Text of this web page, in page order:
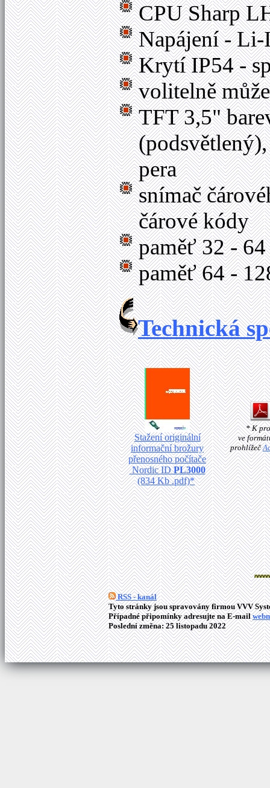
CPU Sharp
Napájení -
Krytí IP54 -
volitelně
TFT 3,5"
pera
snímač
čárové kódy
paměť 32 -
paměť 64 -
Technická
Stažení originální
informační brožury
přenosného počítače
Nordic IDPL3000
(834 Kb .pdf)*
* K
ve
prohlížeč
RSS - kanál
Tyto stránky jsou spravovány firmou VVV
Případné připomínky adresujte na E-mail
Poslední změna: 25 listopadu 2022